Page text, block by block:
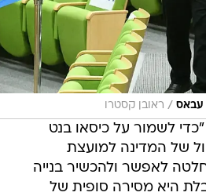
עבאס / ראובן קסטרו
לשמור על כיסאו בנט
של המדינה למועצת
לאפשר ולהכשיר בנייה
היא מסירה סופית של